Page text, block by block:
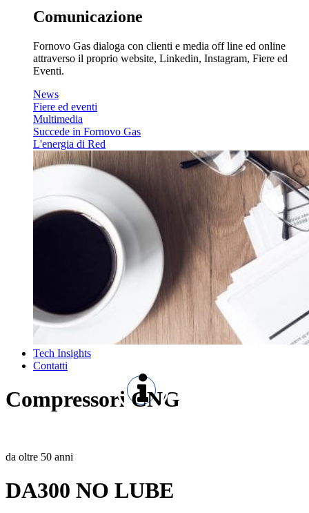
Comunicazione
Fornovo Gas dialoga con clienti e media off line ed online
attraverso il proprio website, Linkedin, Instagram, Fiere ed
Eventi.
News
Fiere ed eventi
Multimedia
Succede in Fornovo Gas
L'energia di Red
Tech Insights
Contatti
Compressori CNG
da oltre 50 anni
DA300 NO LUBE